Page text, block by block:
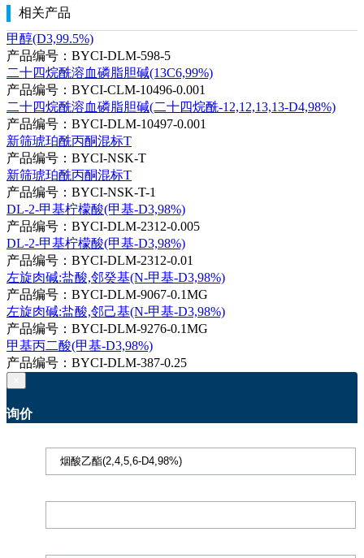
相关产品
甲醇(D3,99.5%)
产品编号：BYCI-DLM-598-5
二十四烷酰溶血磷脂胆碱(13C6,99%)
产品编号：BYCI-CLM-10496-0.001
二十四烷酰溶血磷脂胆碱(二十四烷酰-12,12,13,13-D4,98%)
产品编号：BYCI-DLM-10497-0.001
新筛琥珀酰丙酮混标T
产品编号：BYCI-NSK-T
新筛琥珀酰丙酮混标T
产品编号：BYCI-NSK-T-1
DL-2-甲基柠檬酸(甲基-D3,98%)
产品编号：BYCI-DLM-2312-0.005
DL-2-甲基柠檬酸(甲基-D3,98%)
产品编号：BYCI-DLM-2312-0.01
左旋肉碱:盐酸,邻癸基(N-甲基-D3,98%)
产品编号：BYCI-DLM-9067-0.1MG
左旋肉碱:盐酸,邻己基(N-甲基-D3,98%)
产品编号：BYCI-DLM-9276-0.1MG
甲基丙二酸(甲基-D3,98%)
产品编号：BYCI-DLM-387-0.25
询价